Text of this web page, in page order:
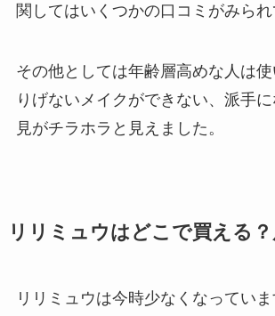
関してはいくつかの口コミがみられ
その他としては年齢層高めな人は
りげないメイクができない、派手
見がチラホラと見えました。
リリミュウはどこで買える
リリミュウは今時少なくなってい